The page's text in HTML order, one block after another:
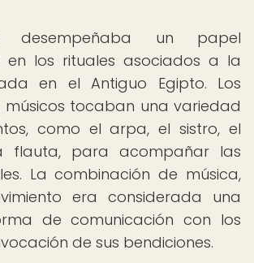
desempeñaba un papel
en los rituales asociados a la
en el Antiguo Egipto. Los
músicos tocaban una variedad
como el arpa, el sistro, el
flauta, para acompañar las
La combinación de música,
era considerada una
de comunicación con los
de sus bendiciones.